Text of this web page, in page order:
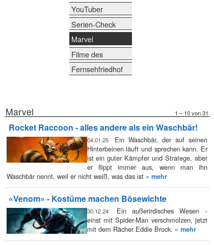
YouTuber
Serien-Check
Marvel
Filme des
Grauens
Fernsehfriedhof
Marvel 1 – 10 von 31
Rocket Raccoon - alles andere als ein Waschbär!
04.01.25
Ein Waschbär, der auf seinen
Hinterbeinen läuft und sprechen kann. Er
ist ein guter Kämpfer und Stratege, aber
er flippt immer aus, wenn man ihn
Waschbär nennt, weil er nicht weiß, was das ist » mehr
«Venom» - Kostüme machen Bösewichte
30.12.24
Ein außerirdisches Wesen -
einst mit Spider-Man verschmolzen, jetzt
mit dem Rächer Eddie Brock. » mehr